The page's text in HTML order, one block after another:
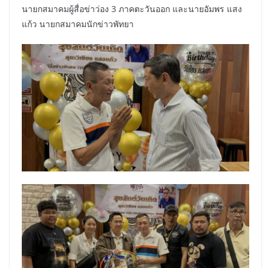
นายกสมาคมผู้สื่อข่าว่อง 3 ภาคตะวันออก และนายอัมพร แสง
แก้ว นายกสมาคมนักข่าวพัทยา